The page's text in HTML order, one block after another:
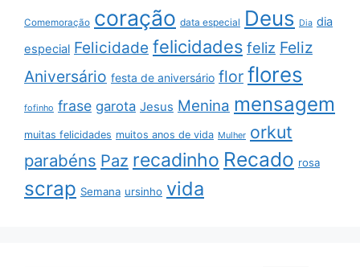
Comemoração coração data especial Deus Dia dia
especial Felicidade felicidades feliz Feliz
Aniversário festa de aniversário flor flores
fofinho frase garota Jesus Menina mensagem
muitas felicidades muitos anos de vida Mulher orkut
parabéns Paz recadinho Recado rosa
scrap Semana ursinho vida